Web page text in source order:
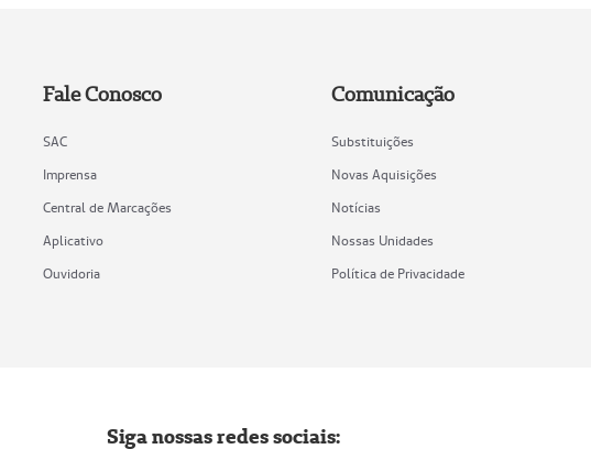
Fale Conosco
SAC
Imprensa
Central de Marcações
Aplicativo
Ouvidoria
Comunicação
Substituições
Novas Aquisições
Notícias
Nossas Unidades
Política de Privacidade
Siga nossas redes sociais: